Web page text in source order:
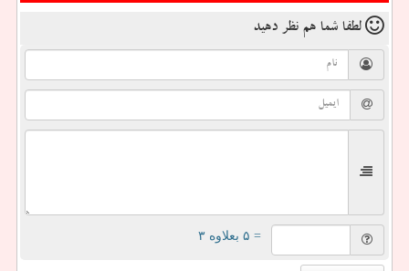
لطفا شما هم نظر دهید
= ۵ بعلاوه ۳